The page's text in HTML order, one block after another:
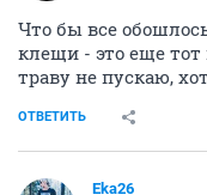
Что бы все
клещи - это еще тот
траву не пускаю,
ОТВЕТИТЬ
Eka26